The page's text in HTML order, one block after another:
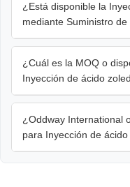
¿Está disponible la
mediante Suministro
¿Cuál es la MOQ o
Inyección de ácido
¿Oddway International
para Inyección de